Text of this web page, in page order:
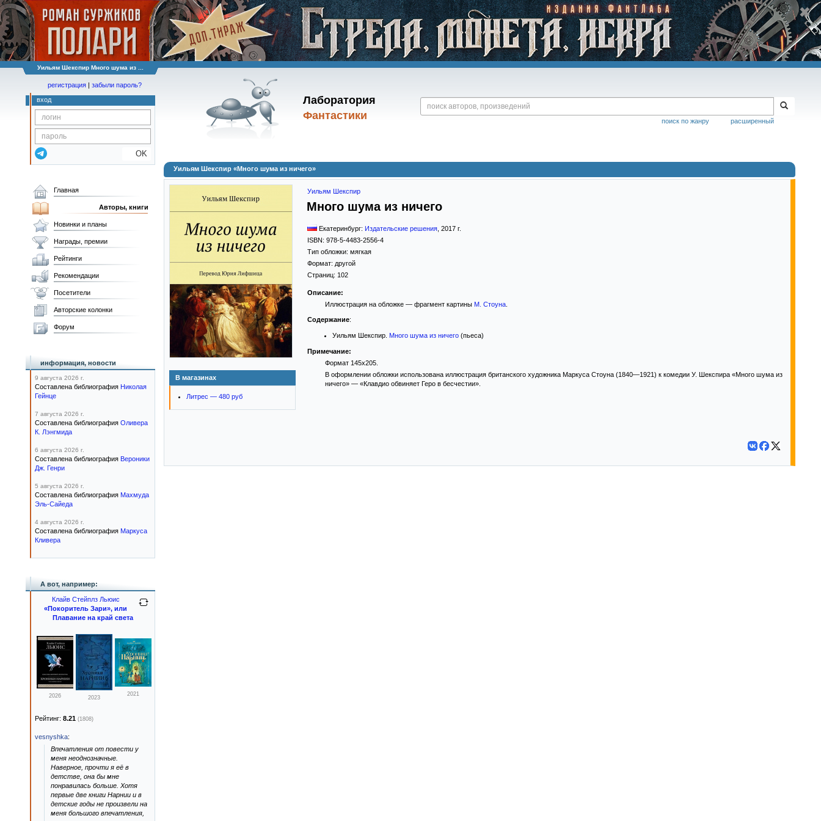
Уильям Шекспир Много шума из ...
Лаборатория
Фантастики
расширенный
поиск по жанру
регистрация | забыли пароль?
вход
OK
Уильям Шекспир «Много шума из ничего»
В магазинах
Литрес — 480 руб
Уильям Шекспир
Много шума из ничего
Екатеринбург: Издательские решения 2017 г.
ISBN: 978-5-4483-2556-4
Тип обложки: мягкая
Формат: другой
Страниц: 102
Описание:
Иллюстрация на обложке — фрагмент картины М. Стоуна.
Содержание:
Уильям Шекспир. Много шума из ничего (пьеса)
Примечание:
Формат 145x205.
В оформлении обложки использована иллюстрация британского художника Маркуса Стоуна (1840—1921) к комедии У. Шекспира «Много шума из
ничего» — «Клавдио обвиняет Геро в бесчестии».
Главная
Авторы, книги
Новинки и планы
Награды, премии
Рейтинги
Рекомендации
Посетители
Авторские колонки
Форум
информация, новости
9 августа 2026 г.
Составлена библиография Николая
Гейнце
7 августа 2026 г.
Составлена библиография Оливера
К. Лэнгмида
6 августа 2026 г.
Составлена библиография Вероники
Дж. Генри
5 августа 2026 г.
Составлена библиография Махмуда
Эль-Сайеда
4 августа 2026 г.
Составлена библиография Маркуса
Кливера
А вот, например:
Клайв Стейплз Льюис
«Покоритель Зари», или
Плавание на край света
2026 2023
2021
Рейтинг: 8.21 (1808)
vesnyshka:
Впечатления от повести у
меня неоднозначные.
Наверное, прочти я её в
детстве, она бы мне
понравилась больше. Хотя
первые две книги Нарнии и в
детские годы не произвели на
меня большого впечатления,